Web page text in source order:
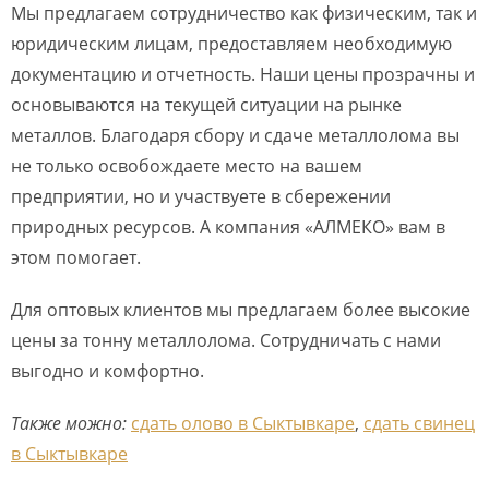
Мы предлагаем сотрудничество как физическим, так и
юридическим лицам, предоставляем необходимую
документацию и отчетность. Наши цены прозрачны и
основываются на текущей ситуации на рынке
металлов. Благодаря сбору и сдаче металлолома вы
не только освобождаете место на вашем
предприятии, но и участвуете в сбережении
природных ресурсов. А компания «АЛМЕКО» вам в
этом помогает.
Для оптовых клиентов мы предлагаем более высокие
цены за тонну металлолома. Сотрудничать с нами
выгодно и комфортно.
Также можно: сдать олово в Сыктывкаре, сдать свинец
в Сыктывкаре